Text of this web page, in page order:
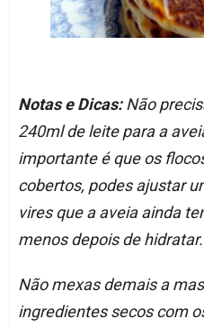
Notas e Dicas:Não
240ml de leite para a
importante é que os
cobertos, podes ajustar
vires que a aveia ainda
menos depois de hidratar.
Não mexas demais a
ingredientes secos com